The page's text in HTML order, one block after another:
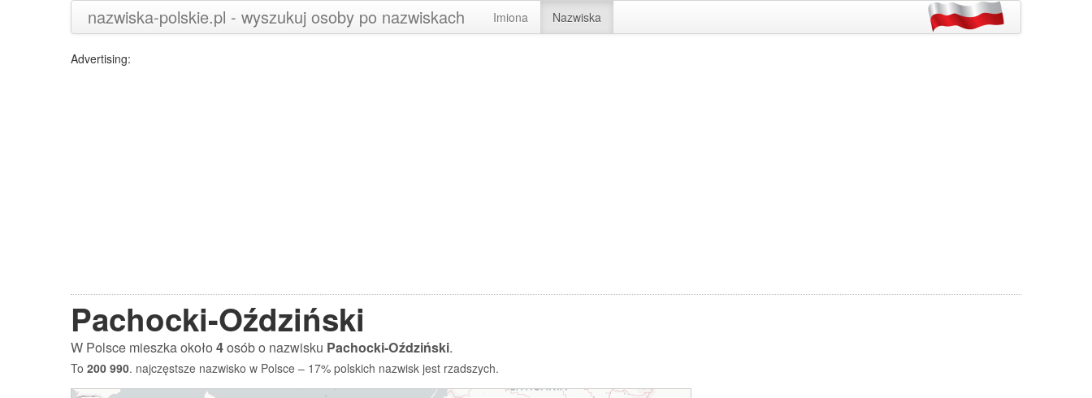
nazwiska-polskie.pl - wyszukuj osoby po nazwiskach Imiona Nazwiska
Advertising:
Pachocki-Oździński
W Polsce mieszka około4osób o nazwisku Pachocki-Oździński.
To 200 990. najczęstsze nazwisko w Polsce – 17% polskich nazwisk jest rzadszych.